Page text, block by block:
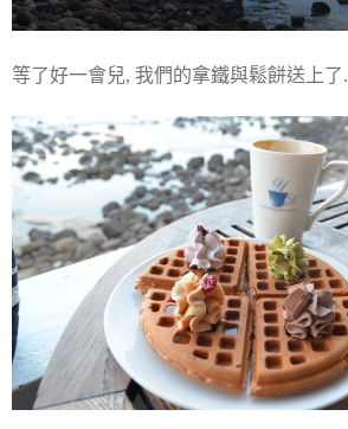
等了好一會兒, 我們的拿鐵與鬆餅送上了.